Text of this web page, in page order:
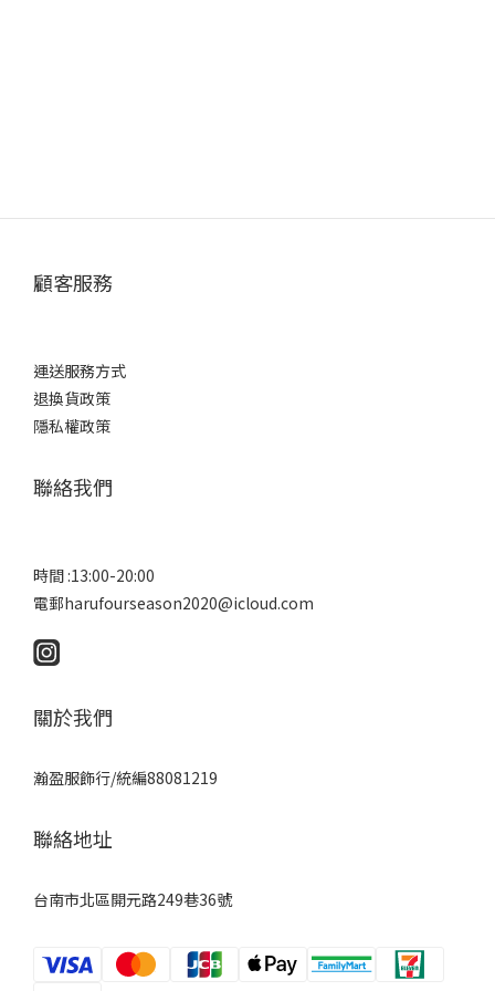
顧客服務
運送服務方式
退換貨政策
隱私權政策
聯絡我們
時間 :13:00-20:00
電郵harufourseason2020@icloud.com
關於我們
瀚盈服飾行/統編88081219
聯絡地址
台南市北區開元路249巷36號